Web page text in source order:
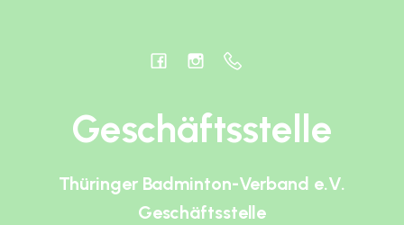
Geschäftsstelle
Thüringer Badminton-Verband e.V.
Geschäftsstelle